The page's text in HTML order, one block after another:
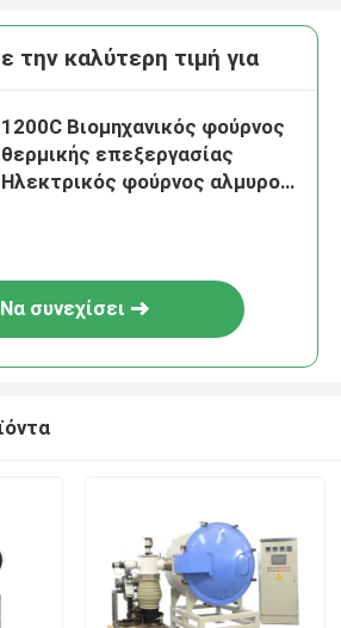
την καλύτερη τιμή για
1200C Βιομηχανικός φούρνος
θερμικής επεξεργασίας
Ηλεκτρικός φούρνος αλμυρού
Να συνεχίσει